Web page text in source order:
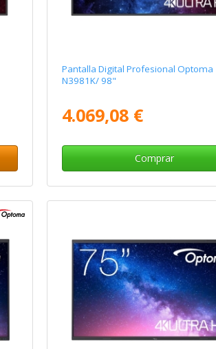
Pantalla Digital Profesional Optoma
N3981K/ 98"
4.069,08 €
Comprar